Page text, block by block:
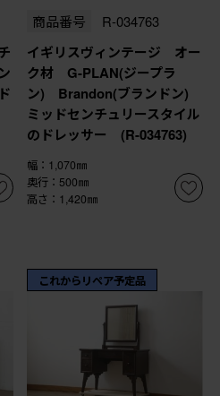
商品番号 R-034763
イギリスヴィンテージ オー
ク材 G-PLAN(ジープラ
ン) Brandon(ブランドン)
ミッドセンチュリースタイル
のドレッサー (R-034763)
幅：1,070㎜
奥行：500㎜
高さ：1,420㎜
これからリペア予定品